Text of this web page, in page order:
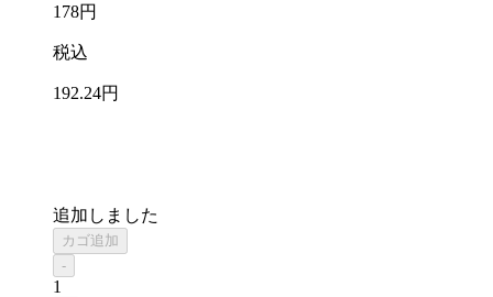
178円
税込
192.24円
追加しました
カゴ追加
-
1